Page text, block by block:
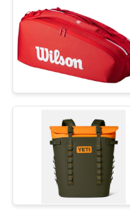
กระเป๋
ถุงล้าง